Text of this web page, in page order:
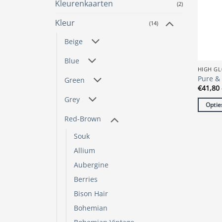
Kleurenkaarten (2)
Kleur (14)
Beige
Blue
Green
Grey
Red-Brown
Souk
Allium
Aubergine
Berries
Bison Hair
Bohemian
HIGH
Pure
€41,80